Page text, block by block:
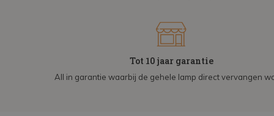
Tot 10 jaar garantie
All in garantie waarbij de gehele lamp direct vervangen